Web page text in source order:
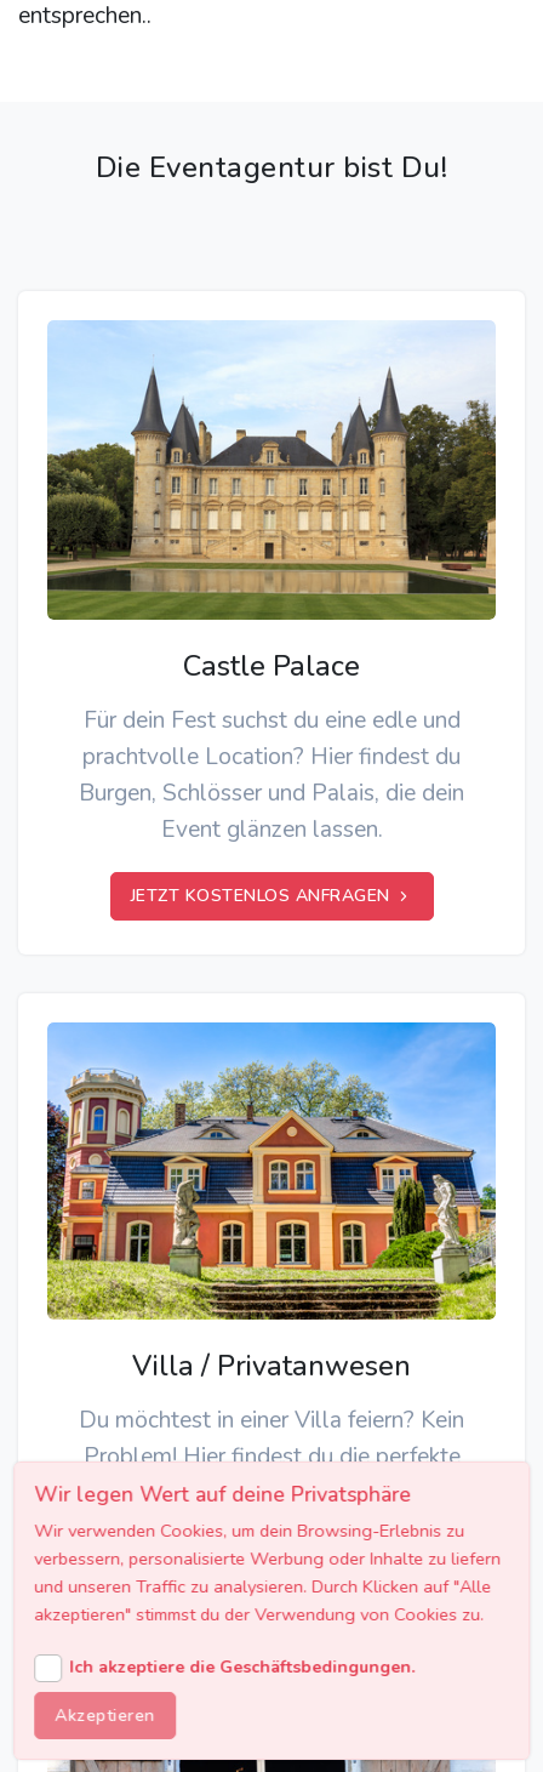
entsprechen..
Die Eventagentur bist Du!
Castle Palace
Für dein Fest suchst du eine edle und
prachtvolle Location? Hier findest du
Burgen, Schlösser und Palais, die dein
Event glänzen lassen.
JETZT KOSTENLOS ANFRAGEN
Villa / Privatanwesen
Du möchtest in einer Villa feiern? Kein
Problem! Hier findest du die perfekte
Location.
JETZT KOSTENLOS ANFRAGEN
Wir legen Wert auf deine Privatsphäre
Wir verwenden Cookies, um dein Browsing-Erlebnis zu
verbessern, personalisierte Werbung oder Inhalte zu liefern
und unseren Traffic zu analysieren. Durch Klicken auf "Alle
akzeptieren" stimmst du der Verwendung von Cookies zu.
Ich akzeptiere die Geschäftsbedingungen.
Akzeptieren